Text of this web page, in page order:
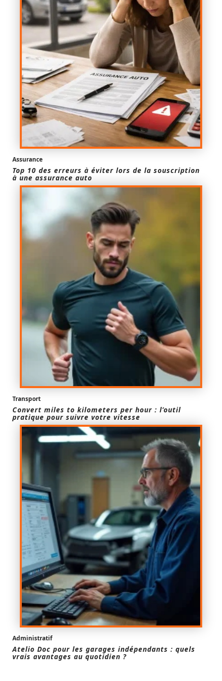
Assurance
Top 10 des erreurs à éviter lors de la souscription
à une assurance auto
Transport
Convert miles to kilometers per hour : l’outil
pratique pour suivre votre vitesse
Administratif
Atelio Doc pour les garages indépendants : quels
vrais avantages au quotidien ?